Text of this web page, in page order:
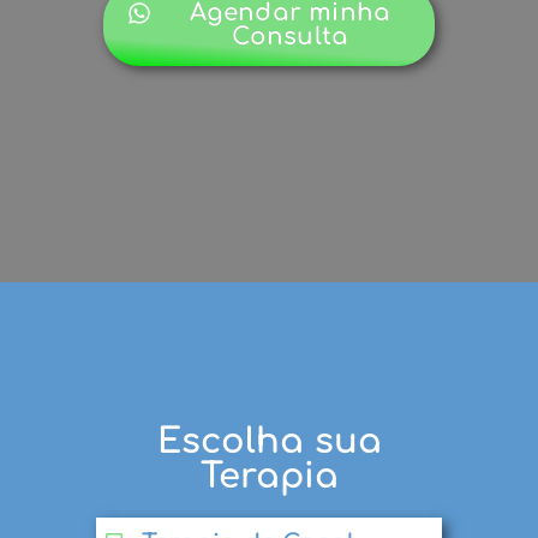
Agendar minha
Consulta
Escolha sua
Terapia